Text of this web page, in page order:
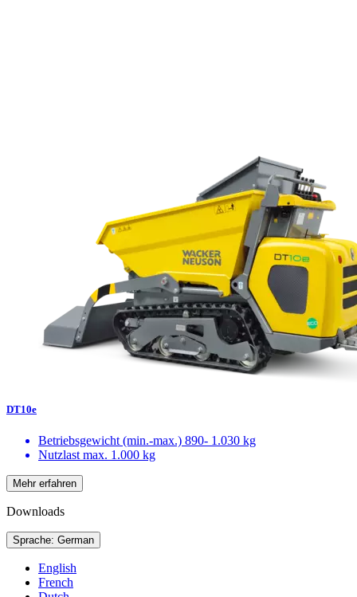
DT10e
Betriebsgewicht (min.-max.) 890- 1.030 kg
Nutzlast max. 1.000 kg
Mehr erfahren
Downloads
Sprache: German
English
French